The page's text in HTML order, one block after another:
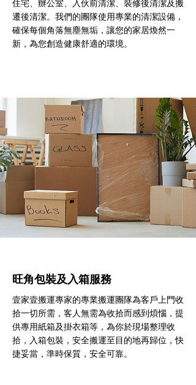
住宅、辦公室、入伙前清潔、裝修後清潔及搬
遷後清潔。我們的團隊使用專業的清潔設備，
確保每個角落無塵無垢，讓您的家居煥然一
新，為您創造健康舒適的環境。
旺角包裝及入箱服務
壹家壹搬運專家的專業搬運團隊為客戶上門收
拾一切所需，客人無需為收拾而感到煩惱，提
供專用紙箱及掛衣箱等，為你於現場整理收
拾，入箱包裝，安全搬運至目的地再歸位，快
捷妥當，準時保質，安全可靠。